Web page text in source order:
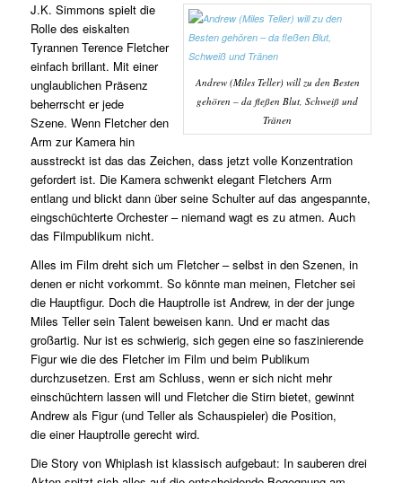
Andrew (Miles Teller) will zu den Besten
gehören – da fleßen Blut, Schweiß und
Tränen
J.K. Simmons spielt die
Rolle des eiskalten
Tyrannen Terence Fletcher
einfach brillant. Mit einer
unglaublichen Präsenz
beherrscht er jede
Szene. Wenn Fletcher den
Arm zur Kamera hin
ausstreckt ist das das Zeichen, dass jetzt volle Konzentration
gefordert ist. Die Kamera schwenkt elegant Fletchers Arm
entlang und blickt dann über seine Schulter auf das angespannte,
eingschüchterte Orchester – niemand wagt es zu atmen. Auch
das Filmpublikum nicht.
Alles im Film dreht sich um Fletcher – selbst in den Szenen, in
denen er nicht vorkommt. So könnte man meinen, Fletcher sei
die Hauptfigur. Doch die Hauptrolle ist Andrew, in der der junge
Miles Teller sein Talent beweisen kann. Und er macht das
großartig. Nur ist es schwierig, sich gegen eine so faszinierende
Figur wie die des Fletcher im Film und beim Publikum
durchzusetzen. Erst am Schluss, wenn er sich nicht mehr
einschüchtern lassen will und Fletcher die Stirn bietet, gewinnt
Andrew als Figur (und Teller als Schauspieler) die Position,
die einer Hauptrolle gerecht wird.
Die Story von Whiplash ist klassisch aufgebaut: In sauberen drei